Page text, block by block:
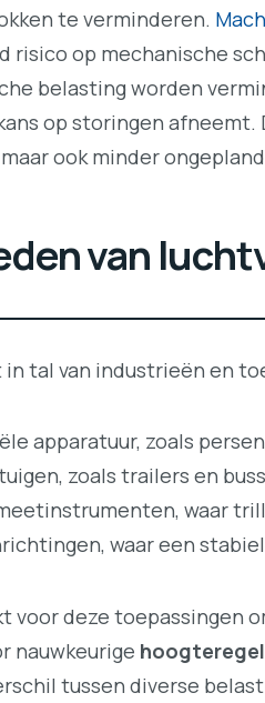
te verminderen.
risico op mechanische
belasting worden
op storingen
ook minder
van
tal van industrieën en
apparatuur, zoals
zoals trailers en
waar
waar een
voor deze toepassingen
nauwkeurige
tussen diverse